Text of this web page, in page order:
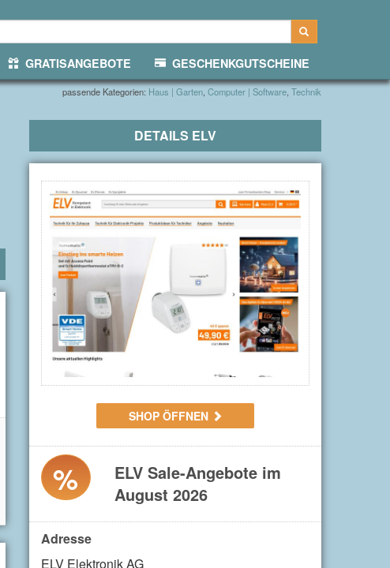
GRATISANGEBOTE GESCHENKGUTSCHEINE
passende Kategorien: Haus | Garten Computer | Software Technik
DETAILS ELV
SHOP ÖFFNEN
%
ELV Sale-Angebote im
August 2026
Adresse
ELV Elektronik AG